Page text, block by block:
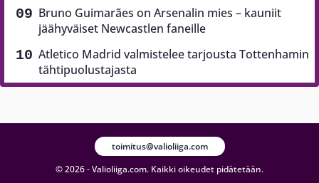
Bruno Guimarães on Arsenalin mies – kauniit
jäähyväiset Newcastlen faneille
Atletico Madrid valmistelee tarjousta Tottenhamin
tähtipuolustajasta
© 2026 - Valioliiga.com. Kaikki oikeudet pidätetään.
toimitus@valioliiga.com